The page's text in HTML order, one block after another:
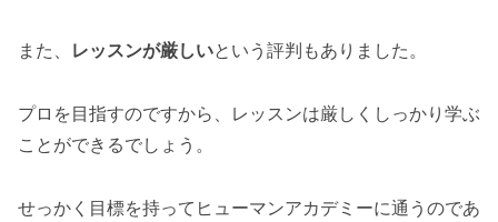
また、 レッスンが厳しいという評判もありました。
プロを目指すのですから、レッスンは厳しくしっかり学ぶ
ことができるでしょう。
せっかく目標を持ってヒューマンアカデミーに通うのであ